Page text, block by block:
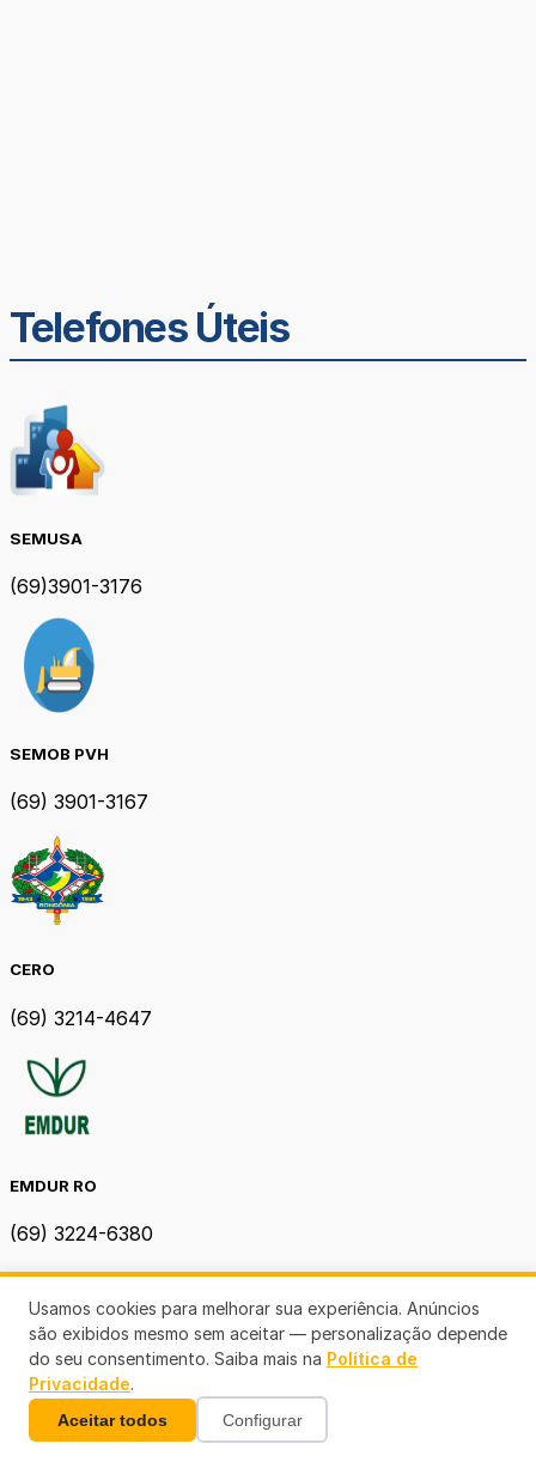
Telefones Úteis
SEMUSA
(69)3901-3176
SEMOB PVH
(69) 3901-3167
CERO
(69) 3214-4647
EMDUR RO
(69) 3224-6380
Usamos cookies para melhorar sua experiência. Anúncios
são exibidos mesmo sem aceitar — personalização depende
do seu consentimento. Saiba mais na Política de
Privacidade.
Aceitar todos Configurar